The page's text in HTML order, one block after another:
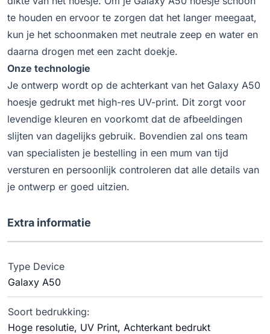
te houden en ervoor te zorgen dat het langer meegaat,
kun je het schoonmaken met neutrale zeep en water en
daarna drogen met een zacht doekje.
Onze technologie
Je ontwerp wordt op de achterkant van het Galaxy A50
hoesje gedrukt met high-res UV-print. Dit zorgt voor
levendige kleuren en voorkomt dat de afbeeldingen
slijten van dagelijks gebruik. Bovendien zal ons team
van specialisten je bestelling in een mum van tijd
versturen en persoonlijk controleren dat alle details van
je ontwerp er goed uitzien.
Extra informatie
Type Device
Galaxy A50
Soort bedrukking:
Hoge resolutie, UV Print, Achterkant bedrukt